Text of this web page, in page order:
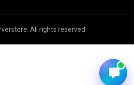
. All rights reserved
info@serverstore.uz